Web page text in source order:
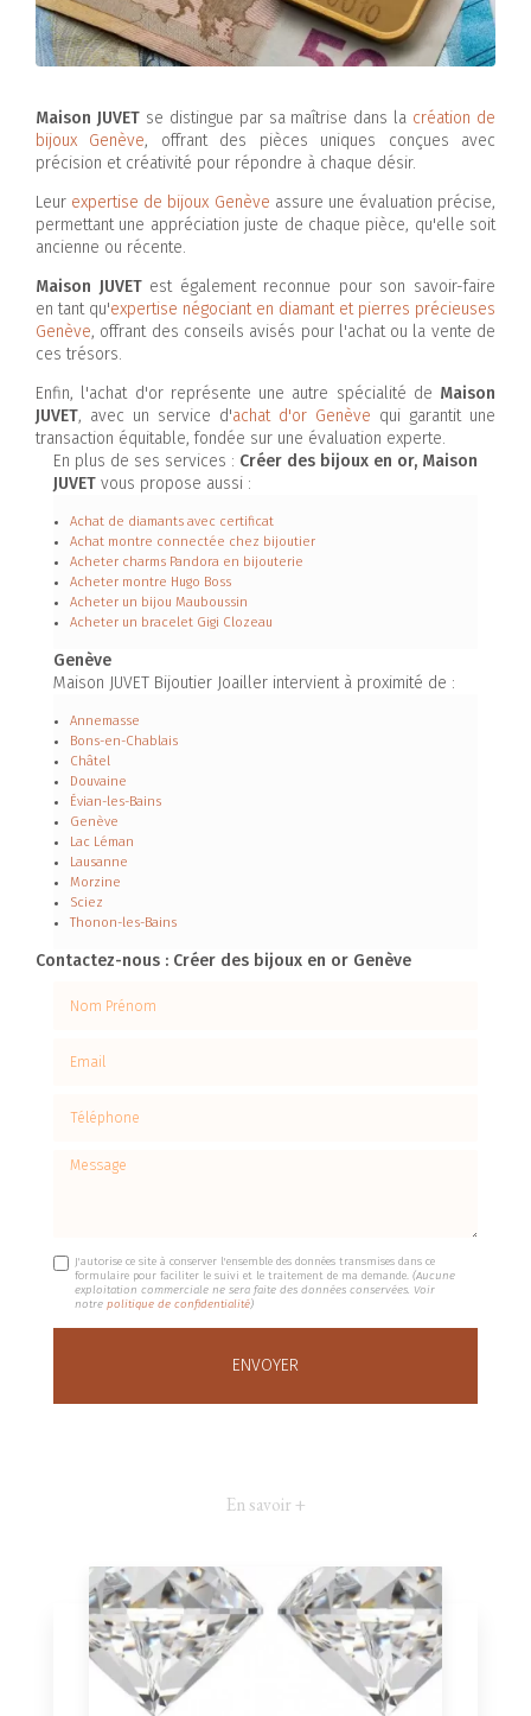
Maison JUVETse distingue par sa maîtrise dans la création de
bijoux Genève, offrant des pièces uniques conçues avec
précision et créativité pour répondre à chaque désir.
Leur expertise de bijoux Genève assure une évaluation précise,
permettant une appréciation juste de chaque pièce, qu'elle soit
ancienne ou récente.
Maison JUVETest également reconnue pour son savoir-faire
en tant qu'expertise négociant en diamant et pierres précieuses
Genève, offrant des conseils avisés pour l'achat ou la vente de
ces trésors.
Enfin, l'achat d'or représente une autre spécialité de Maison
JUVET, avec un service d'achat d'or Genève qui garantit une
transaction équitable, fondée sur une évaluation experte.
En plus de ses services : Créer des bijoux en or, Maison
JUVET vous propose aussi :
Achat de diamants avec certificat
Achat montre connectée chez bijoutier
Acheter charms Pandora en bijouterie
Acheter montre Hugo Boss
Acheter un bijou Mauboussin
Acheter un bracelet Gigi Clozeau
Genève
Maison JUVET Bijoutier Joailler intervient à proximité de :
Annemasse
Bons-en-Chablais
Châtel
Douvaine
Évian-les-Bains
Genève
Lac Léman
Lausanne
Morzine
Sciez
Thonon-les-Bains
Contactez-nous : Créer des bijoux en or Genève
Message
J'autorise ce site à conserver l'ensemble des données transmises dans ce
formulaire pour faciliter le suivi et le traitement de ma demande.(Aucune
exploitation commerciale ne sera faite des données conservées. Voir
notrepolitique de confidentialité)
En savoir +